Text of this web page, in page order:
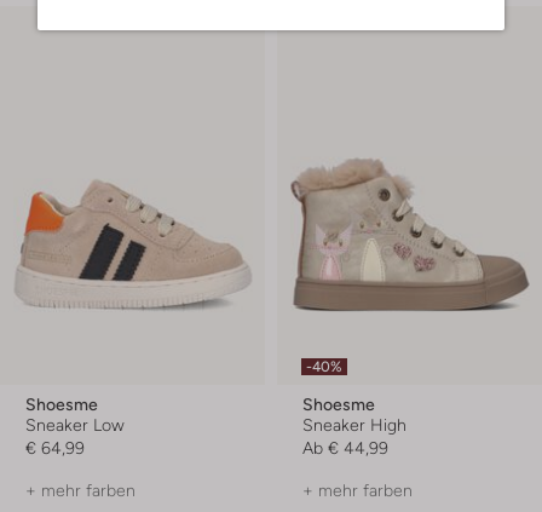
Shoesme
Sneaker Low
€ 64,99
+ mehr farben
-40%
Shoesme
Sneaker High
Ab € 44,99
+ mehr farben